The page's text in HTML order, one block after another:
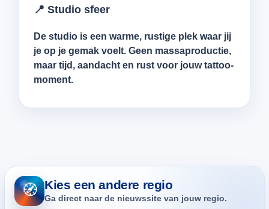
📍 Studio sfeer
De studio is een warme, rustige plek waar jij
je op je gemak voelt. Geen massaproductie,
maar tijd, aandacht en rust voor jouw tattoo-
moment.
🧭 Kies een andere regio
Ga direct naar de nieuwssite van jouw regio.